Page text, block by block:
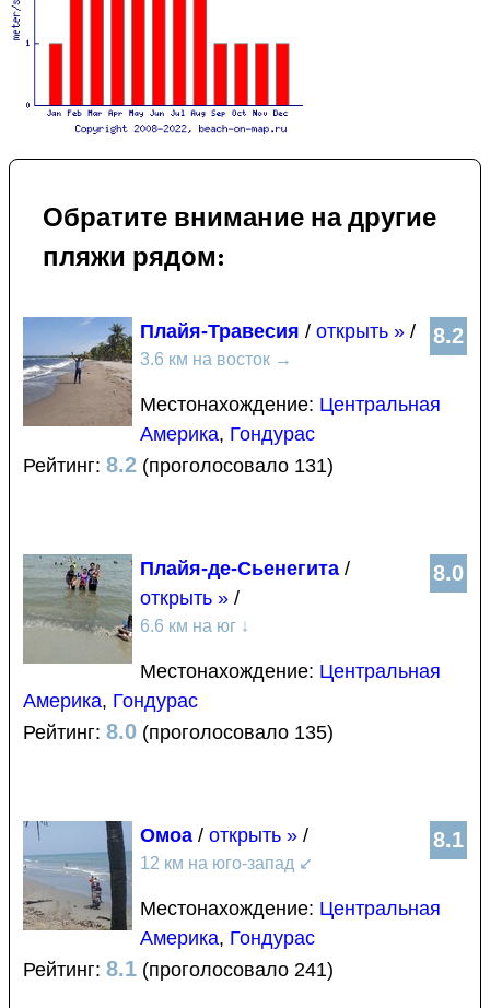
Обратите внимание на другие
пляжи рядом:
8.2
Плайя-Травесия / открыть » /
3.6 км на восток →
Местонахождение: Центральная
Америка, Гондурас
Рейтинг: 8.2 (проголосовало 131)
8.0
Плайя-де-Сьенегита /
открыть » /
6.6 км на юг ↓
Местонахождение: Центральная
Америка, Гондурас
Рейтинг: 8.0 (проголосовало 135)
8.1
Омоа / открыть » /
12 км на юго-запад ↙
Местонахождение: Центральная
Америка, Гондурас
Рейтинг: 8.1 (проголосовало 241)